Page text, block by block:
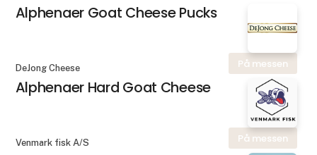
Alphenaer Goat Cheese Pucks
På messen
DeJong Cheese
Alphenaer Hard Goat Cheese
På messen
Venmark fisk A/S